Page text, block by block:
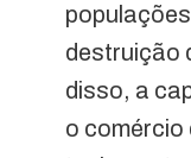
destruição
disso, a
o comércio